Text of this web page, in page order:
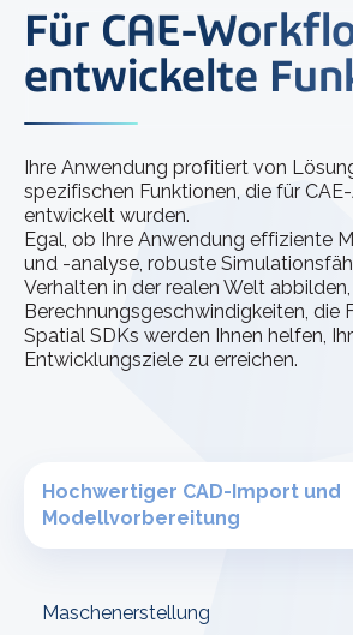
Für CAE-
entwickelte
Ihre Anwendung profitiert von
spezifischen Funktionen, die für
entwickelt wurden.
Egal, ob Ihre Anwendung effiziente
und -analyse, robuste
Verhalten in der realen Welt
Berechnungsgeschwindigkeiten, die
Spatial SDKs werden Ihnen helfen,
Entwicklungsziele zu erreichen.
Hochwertiger CAD-Import und
Modellvorbereitung
Maschenerstellung